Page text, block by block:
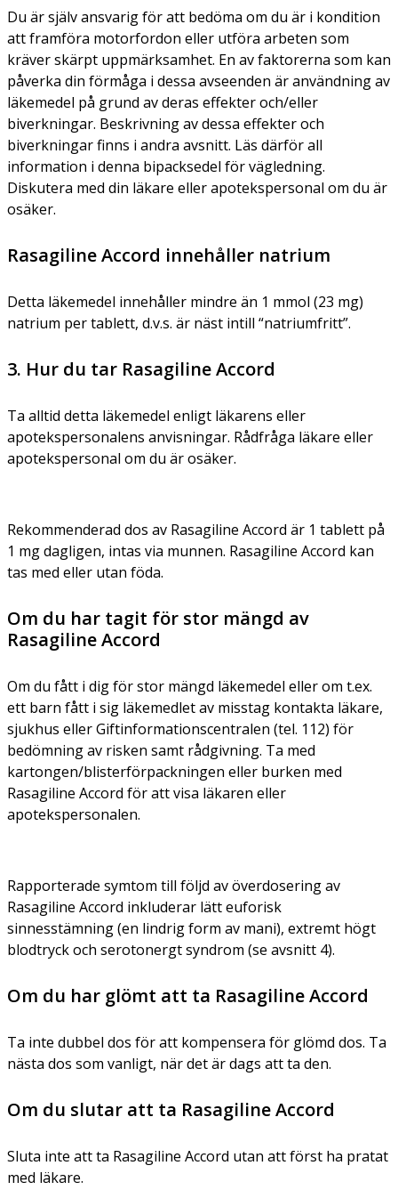
Du är själv ansvarig för att bedöma om du är i kondition
att framföra motorfordon eller utföra arbeten som
kräver skärpt uppmärksamhet. En av faktorerna som kan
påverka din förmåga i dessa avseenden är användning av
läkemedel på grund av deras effekter och/eller
biverkningar. Beskrivning av dessa effekter och
biverkningar finns i andra avsnitt. Läs därför all
information i denna bipacksedel för vägledning.
Diskutera med din läkare eller apotekspersonal om du är
osäker.
Rasagiline Accord innehåller natrium
Detta läkemedel innehåller mindre än 1 mmol (23 mg)
natrium per tablett, d.v.s. är näst intill “natriumfritt”.
3. Hur du tar Rasagiline Accord
Ta alltid detta läkemedel enligt läkarens eller
apotekspersonalens anvisningar. Rådfråga läkare eller
apotekspersonal om du är osäker.
Rekommenderad dos av Rasagiline Accord är 1 tablett på
1 mg dagligen, intas via munnen. Rasagiline Accord kan
tas med eller utan föda.
Om du har tagit för stor mängd av
Rasagiline Accord
Om du fått i dig för stor mängd läkemedel eller om t.ex.
ett barn fått i sig läkemedlet av misstag kontakta läkare,
sjukhus eller Giftinformationscentralen (tel. 112) för
bedömning av risken samt rådgivning. Ta med
kartongen/blisterförpackningen eller burken med
Rasagiline Accord för att visa läkaren eller
apotekspersonalen.
Rapporterade symtom till följd av överdosering av
Rasagiline Accord inkluderar lätt euforisk
sinnesstämning (en lindrig form av mani), extremt högt
blodtryck och serotonergt syndrom (se avsnitt 4).
Om du har glömt att ta Rasagiline Accord
Ta inte dubbel dos för att kompensera för glömd dos. Ta
nästa dos som vanligt, när det är dags att ta den.
Om du slutar att ta Rasagiline Accord
Sluta inte att ta Rasagiline Accord utan att först ha pratat
med läkare.